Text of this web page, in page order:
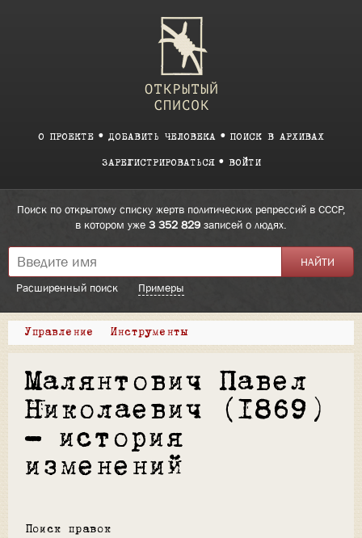
О ПРОЕКТЕ ДОБАВИТЬ ЧЕЛОВЕКА ПОИСК В АРХИВАХ
ЗАРЕГИСТРИРОВАТЬСЯ ВОЙТИ
Поиск по открытому списку жертв политических репрессий в СССР,
в котором уже 3 352 829 записей о людях.
Расширенный поиск Примеры
Управление Инструменты
Малянтович Павел
Николаевич (1869)
— история
изменений
Поиск правок